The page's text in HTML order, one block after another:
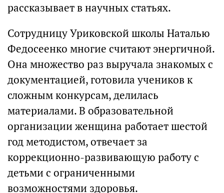
рассказывает в научных статьях.
Сотрудницу Уриковской школы Наталью
Федосеенко многие считают энергичной.
Она множество раз выручала знакомых с
документацией, готовила учеников к
сложным конкурсам, делилась
материалами. В образовательной
организации женщина работает шестой
год методистом, отвечает за
коррекционно-развивающую работу с
детьми с ограниченными
возможностями здоровья.